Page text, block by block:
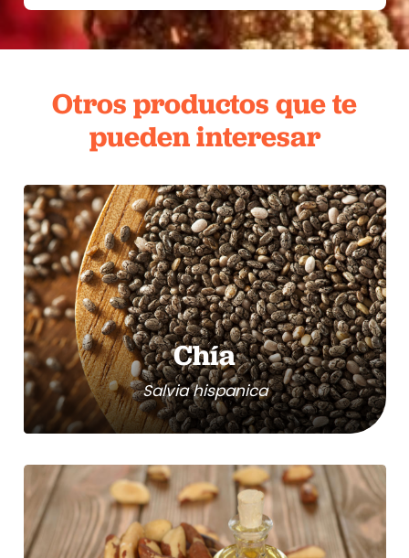
Otros productos que te
pueden interesar
Chía
Salvia hispanica